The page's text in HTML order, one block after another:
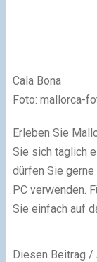
Cala Bona
Foto: mallorca-
Erleben Sie
Sie sich täglich
dürfen Sie gerne
PC verwenden.
Sie einfach auf
Diesen Beitrag /